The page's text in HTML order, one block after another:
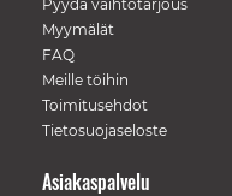
Pyydä vaihtotarjous
Myymälät
FAQ
Meille töihin
Toimitusehdot
Tietosuojaseloste
Asiakaspalvelu